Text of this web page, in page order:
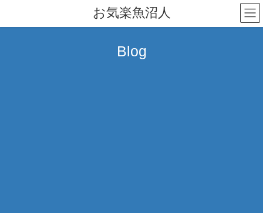
テ
ゲ
お気楽魚沼人
Blog